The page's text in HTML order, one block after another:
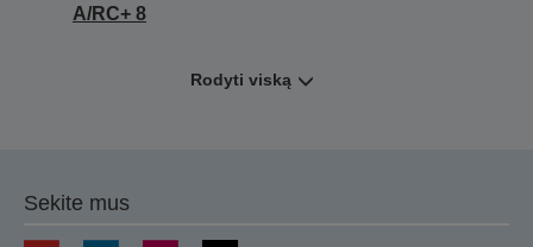
A/RC+ 8
Rodyti viską
Sekite mus